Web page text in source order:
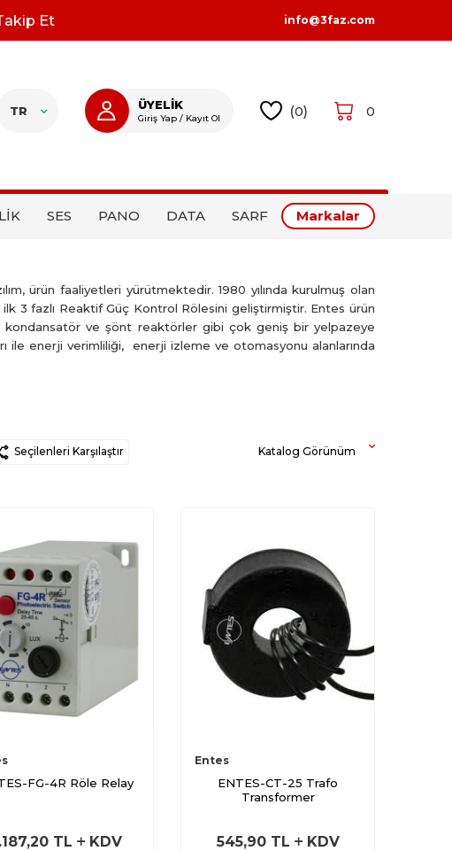
Et info@3faz.com
TR ÜYELİK
Giriş Yap / Kayıt Ol (0) 0
SES PANO DATA SARF Markalar
ürün faaliyetleri yürütmektedir. 1980 yılında kurulmuş olan
ilk 3 fazlı Reaktif Güç Kontrol Rölesini geliştirmiştir. Entes ürün
ve şönt reaktörler gibi çok geniş bir yelpazeye
ile enerji verimliliği, enerji izleme ve otomasyonu alanlarında
Seçilenleri Karşılaştır Katalog Görünüm
FG-4R Röle Relay
TL KDV
Entes
ENTES-CT-25 Trafo
Transformer
545,90TL KDV